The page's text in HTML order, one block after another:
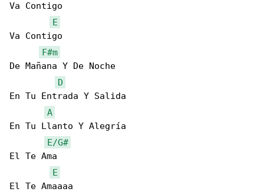
Va Contigo
E
Va Contigo
F#m
De Mañana Y De Noche
D
En Tu Entrada Y Salida
A
En Tu Llanto Y Alegría
E/G#
El Te Ama
E
El Te Amaaaa